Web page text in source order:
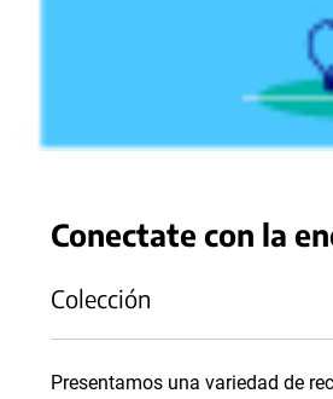
Conectate con la
Colección
Presentamos una variedad de